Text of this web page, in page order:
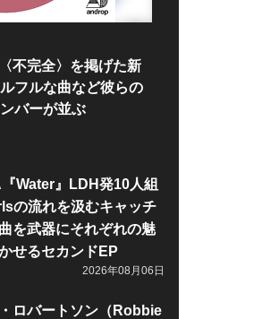
不完全〉を掲げた新
フルな曲など彼らの
バーが並ぶ
Water』LDH発10人組
の流れを汲むキャッチ
を武器にそれぞれの魅
せるセカンドEP
2026年08月06日
ロバートソン（Robbie